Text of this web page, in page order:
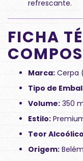
refrescante.
FICHA
Marca: Cerpa
Tipo de
Volume: 350
Estilo:
Teor
Origem: